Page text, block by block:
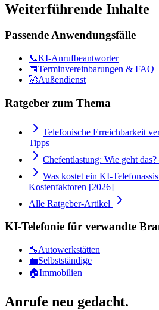
Weiterführende Inhalte
Passende Anwendungsfälle
📞KI-Anrufbeantworter
📅Terminvereinbarungen & FAQ
🚀Außendienst
Ratgeber zum Thema
Telefonische Erreichbarkeit
Tipps
Chefentlastung: Wie geht
Was kostet ein KI-
Kostenfaktoren [2026]
Alle Ratgeber-Artikel
KI-Telefonie für verwandte
🔧Autowerkstätten
💼Selbstständige
🏠Immobilien
Anrufe neu gedacht.